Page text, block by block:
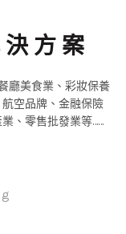
方 案
廳美食業、彩妝保養
空品牌、金融保險
、零售批發業等……